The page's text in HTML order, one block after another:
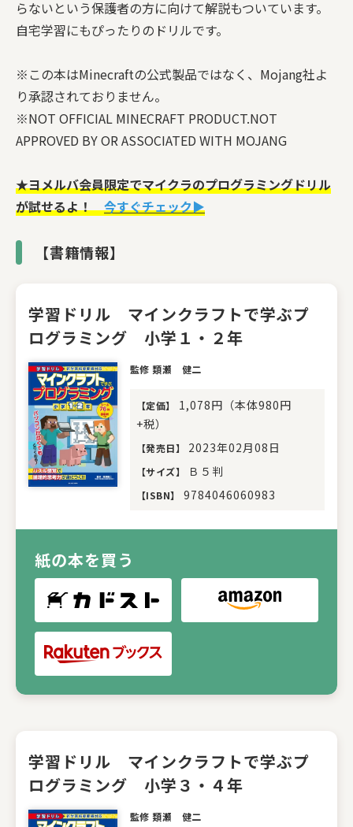
らないという保護者の方に向けて解説もついています。
自宅学習にもぴったりのドリルです。
※この本はMinecraftの公式製品ではなく、Mojang社よ
り承認されておりません。
※NOT OFFICIAL MINECRAFT PRODUCT.NOT
APPROVED BY OR ASSOCIATED WITH MOJANG
★ヨメルバ会員限定でマイクラのプログラミングドリル
が試せるよ！今すぐチェック▶
【書籍情報】
学習ドリル マインクラフトで学ぶプ
ログラミング 小学１・２年
監修 類瀬 健二
【定価】
1,078円（本体980円
+税）
【発売日】 2023年02月08日
【サイズ】 Ｂ５判
【ISBN】 9784046060983
紙の本を買う
学習ドリル マインクラフトで学ぶプ
ログラミング 小学３・４年
監修 類瀬 健二